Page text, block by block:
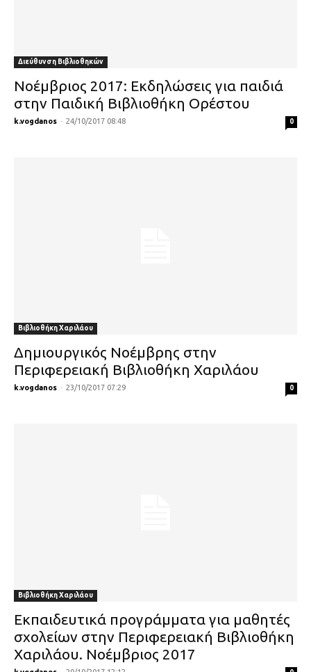
Διεύθυνση Βιβλιοθηκών
Νοέμβριος 2017: Εκδηλώσεις για παιδιά
στην Παιδική Βιβλιοθήκη Ορέστου
k.vogdanos - 24/10/2017 08:48 0
Βιβλιοθήκη Χαριλάου
Δημιουργικός Νοέμβρης στην
Περιφερειακή Βιβλιοθήκη Χαριλάου
k.vogdanos - 23/10/2017 07:29 0
Βιβλιοθήκη Χαριλάου
Εκπαιδευτικά προγράμματα για μαθητές
σχολείων στην Περιφερειακή Βιβλιοθήκη
Χαριλάου. Νοέμβριος 2017